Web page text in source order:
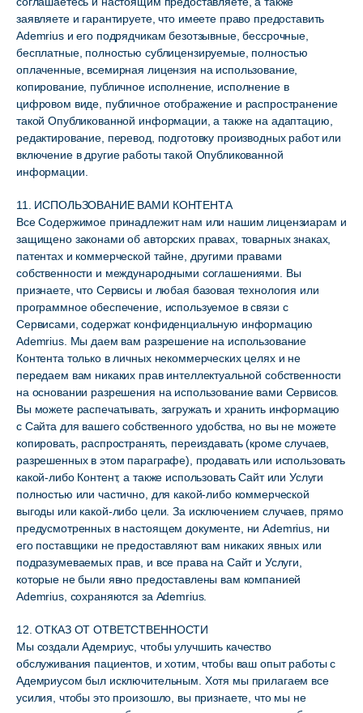
заявляете и гарантируете, что имеете право предоставить
Ademrius и его подрядчикам безотзывные, бессрочные,
бесплатные, полностью сублицензируемые, полностью
оплаченные, всемирная лицензия на использование,
копирование, публичное исполнение, исполнение в
цифровом виде, публичное отображение и распространение
такой Опубликованной информации, а также на адаптацию,
редактирование, перевод, подготовку производных работ или
включение в другие работы такой Опубликованной
информации.
11. ИСПОЛЬЗОВАНИЕ ВАМИ КОНТЕНТА
Все Содержимое принадлежит нам или нашим лицензиарам и
защищено законами об авторских правах, товарных знаках,
патентах и ​​коммерческой тайне, другими правами
собственности и международными соглашениями. Вы
признаете, что Сервисы и любая базовая технология или
программное обеспечение, используемое в связи с
Сервисами, содержат конфиденциальную информацию
Ademrius. Мы даем вам разрешение на использование
Контента только в личных некоммерческих целях и не
передаем вам никаких прав интеллектуальной собственности
на основании разрешения на использование вами Сервисов.
Вы можете распечатывать, загружать и хранить информацию
с Сайта для вашего собственного удобства, но вы не можете
копировать, распространять, переиздавать (кроме случаев,
разрешенных в этом параграфе), продавать или использовать
какой-либо Контент, а также использовать Сайт или Услуги
полностью или частично, для какой-либо коммерческой
выгоды или какой-либо цели. За исключением случаев, прямо
предусмотренных в настоящем документе, ни Ademrius, ни
его поставщики не предоставляют вам никаких явных или
подразумеваемых прав, и все права на Сайт и Услуги,
которые не были явно предоставлены вам компанией
Ademrius, сохраняются за Ademrius.
12. ОТКАЗ ОТ ОТВЕТСТВЕННОСТИ
Мы создали Адемриус, чтобы улучшить качество
обслуживания пациентов, и хотим, чтобы ваш опыт работы с
Адемриусом был исключительным. Хотя мы прилагаем все
усилия, чтобы это произошло, вы признаете, что мы не